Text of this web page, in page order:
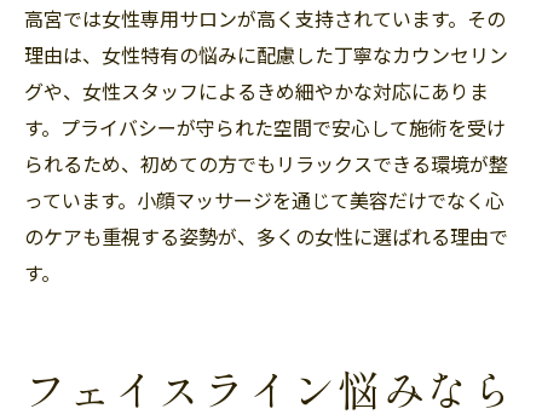
高宮では女性専用サロンが高く支持されています。その
理由は、女性特有の悩みに配慮した丁寧なカウンセリン
グや、女性スタッフによるきめ細やかな対応にありま
す。プライバシーが守られた空間で安心して施術を受け
られるため、初めての方でもリラックスできる環境が整
っています。小顔マッサージを通じて美容だけでなく心
のケアも重視する姿勢が、多くの女性に選ばれる理由で
す。
フェイスライン悩みなら